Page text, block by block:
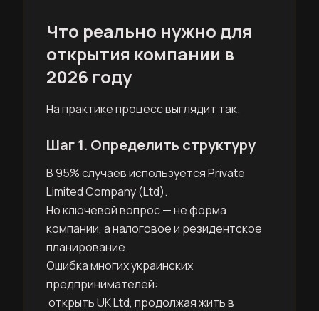
Что реально нужно для
открытия компании в
2026 году
На практике процесс выглядит так.
Шаг 1. Определить структуру
В 95% случаев используется Private
Limited Company (Ltd).
Но ключевой вопрос — не форма
компании, а налоговое и резидентское
планирование.
Ошибка многих украинских
предпринимателей:
открыть UK Ltd, продолжая жить в